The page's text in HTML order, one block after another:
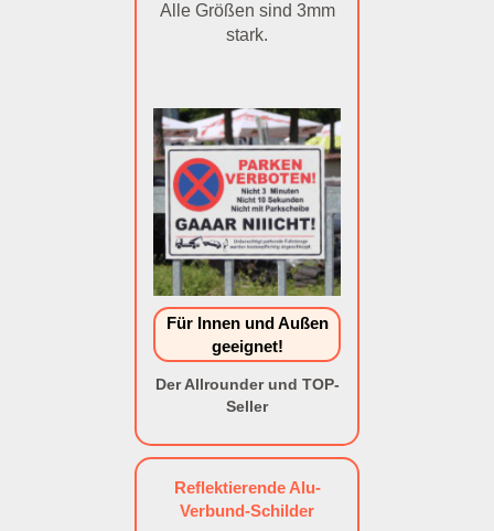
Alle Größen sind 3mm
stark.
Für Innen und Außen
geeignet!
Der Allrounder und TOP-
Seller
Reflektierende Alu-
Verbund-Schilder